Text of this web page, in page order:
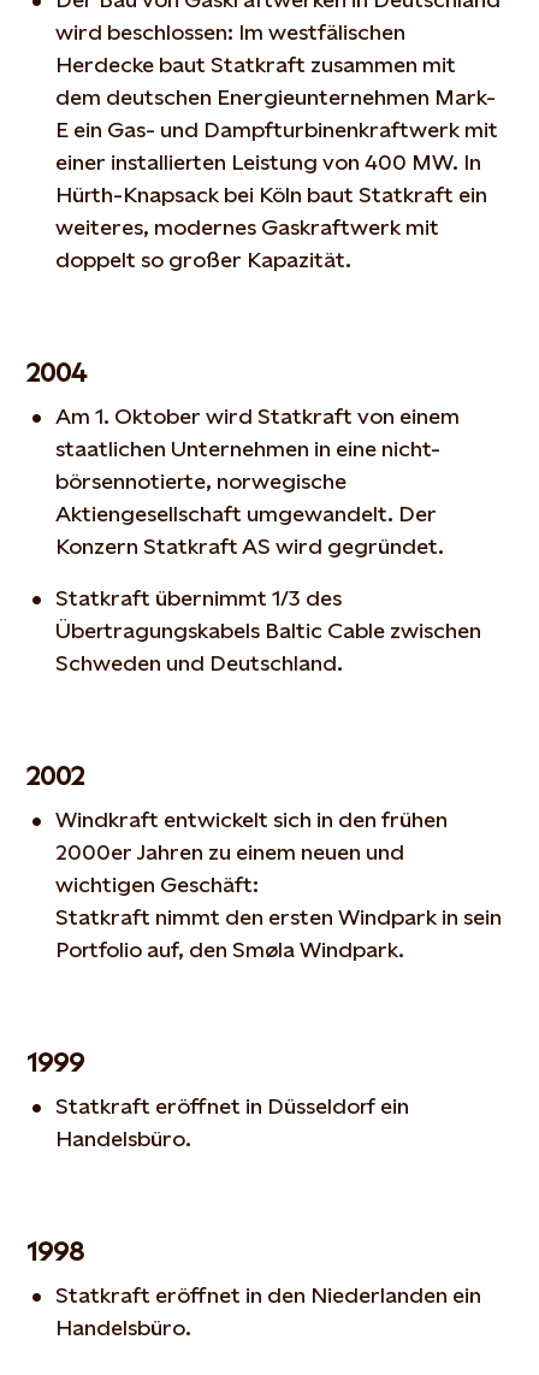
wird beschlossen: Im westfälischen
Herdecke baut Statkraft zusammen mit
dem deutschen Energieunternehmen Mark-
E ein Gas- und Dampfturbinenkraftwerk mit
einer installierten Leistung von 400 MW. In
Hürth-Knapsack bei Köln baut Statkraft ein
weiteres, modernes Gaskraftwerk mit
doppelt so großer Kapazität.
2004
Am 1. Oktober wird Statkraft von einem
staatlichen Unternehmen in eine nicht-
börsennotierte, norwegische
Aktiengesellschaft umgewandelt. Der
Konzern Statkraft AS wird gegründet.
Statkraft übernimmt 1/3 des
Übertragungskabels Baltic Cable zwischen
Schweden und Deutschland.
2002
Windkraft entwickelt sich in den frühen
2000er Jahren zu einem neuen und
wichtigen Geschäft:
Statkraft nimmt den ersten Windpark in sein
Portfolio auf, den Smøla Windpark.
1999
Statkraft eröffnet in Düsseldorf ein
Handelsbüro.
1998
Statkraft eröffnet in den Niederlanden ein
Handelsbüro.